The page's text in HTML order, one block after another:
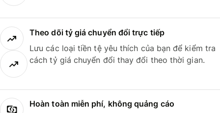
Theo dõi tỷ giá chuyển đổi trực tiếp
Lưu các loại tiền tệ yêu thích của bạn để kiểm tra
cách tỷ giá chuyển đổi thay đổi theo thời gian.
Hoàn toàn miễn phí, không quảng cáo